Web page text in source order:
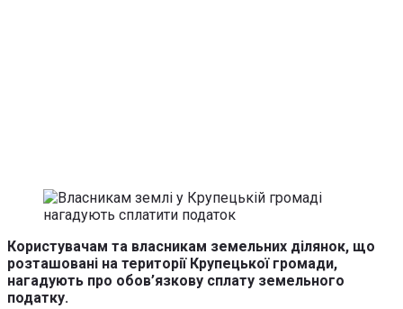
Користувачам та власникам земельних ділянок, що
розташовані на території Крупецької громади,
нагадують про обов’язкову сплату земельного
податку.